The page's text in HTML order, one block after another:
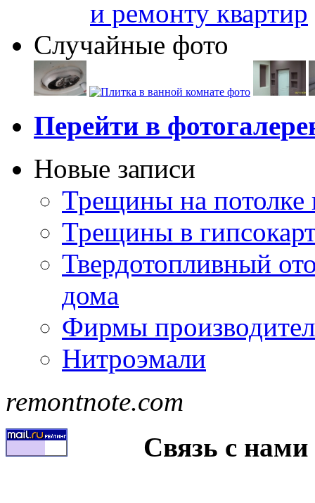
и ремонту квартир
Случайные фото
Перейти в
Новые записи
Трещины на потолке
Трещины в
Твердотопливный
дома
Фирмы
Нитроэмали
remontnote.com
Связь с